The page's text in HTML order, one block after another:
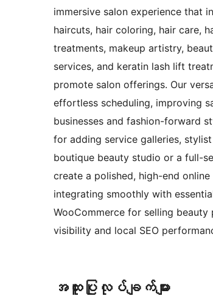
immersive salon experience that
haircuts, hair coloring, hair care,
treatments, makeup artistry,
services, and keratin lash lift
promote salon offerings. Our
effortless scheduling, improving
businesses and fashion-forward
for adding service galleries,
boutique beauty studio or a full-
create a polished, high-end
integrating smoothly with
WooCommerce for selling
visibility and local SEO
အ​ထူး​ပြု​လုပ်​ချက်​များ